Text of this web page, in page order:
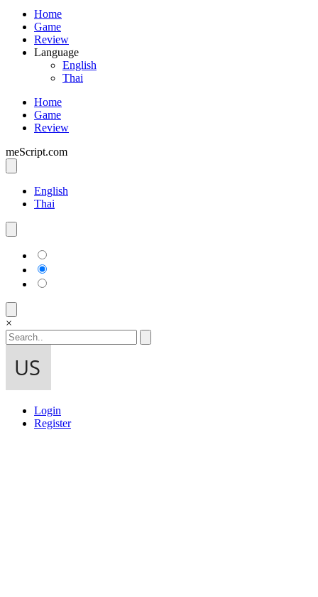
Home
Game
Review
Language
English
Thai
Home
Game
Review
meScript.com
English
Thai
×
Login
Register